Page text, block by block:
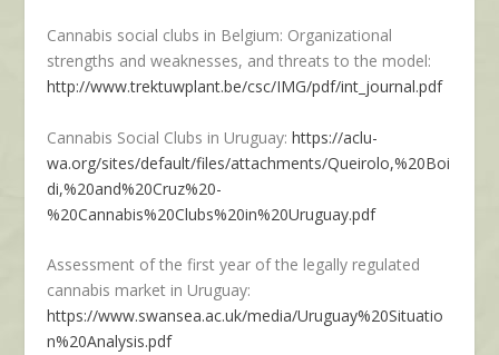
Cannabis social clubs in Belgium: Organizational
strengths and weaknesses, and threats to the model:
http://www.trektuwplant.be/csc/IMG/pdf/int_journal.pdf
Cannabis Social Clubs in Uruguay:https://aclu-
wa.org/sites/default/files/attachments/Queirolo,%20Boi
di,%20and%20Cruz%20-
%20Cannabis%20Clubs%20in%20Uruguay.pdf
Assessment of the first year of the legally regulated
cannabis market in Uruguay:
https://www.swansea.ac.uk/media/Uruguay%20Situatio
n%20Analysis.pdf